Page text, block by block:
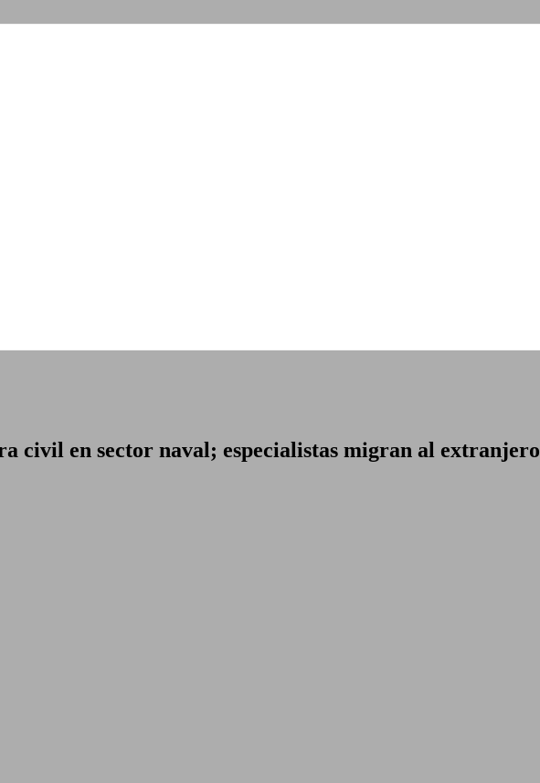
civil en sector naval; especialistas migran al extranjero